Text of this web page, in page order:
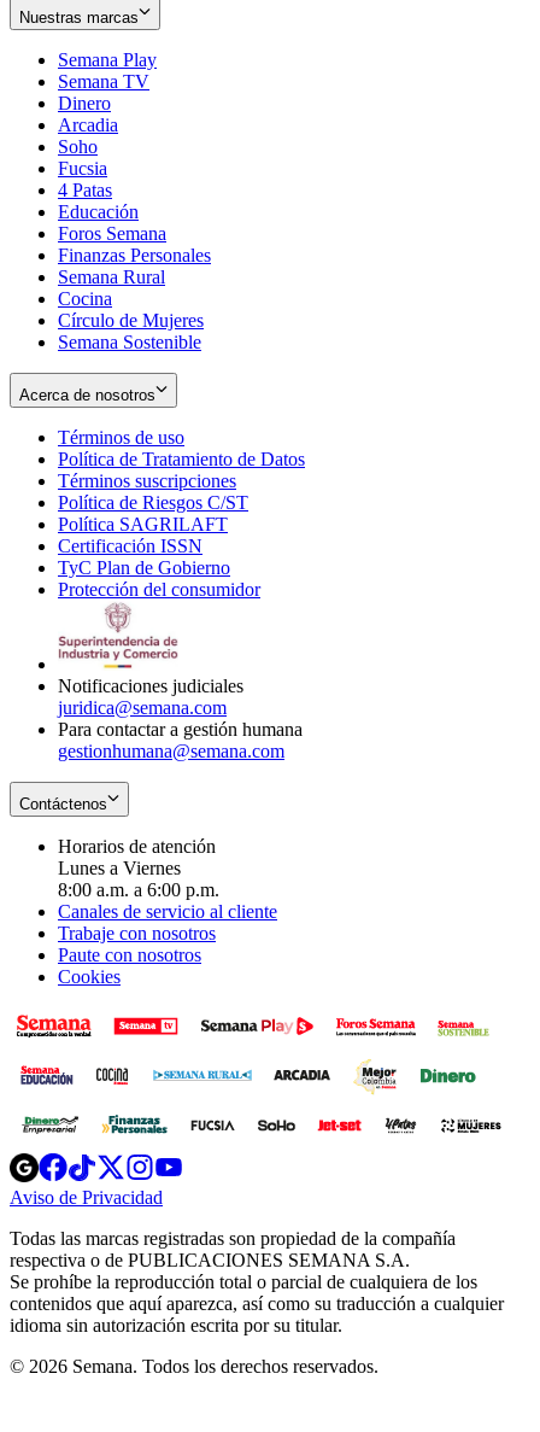
Nuestras marcas
Semana Play
Semana TV
Dinero
Arcadia
Soho
in
new
window
Fucsia
in
new
window
4 Patas
Educación
Foros Semana
Finanzas Personales
Semana Rural
Cocina
Círculo de Mujeres
Semana Sostenible
Acerca de nosotros
Términos de uso
in
new
window
Política de Tratamiento de Datos
Términos suscripciones
in
Política de Riesgos C/ST
Política SAGRILAFT
new
window
Certificación ISSN
in
new
TyC Plan de Gobierno
in
Protección del consumidorOpens
Notificaciones judiciales
juridica@semana.com
Para contactar a gestión humana
gestionhumana@semana.com
Contáctenos
Horarios de atención
Lunes a Viernes
8:00 a.m. a 6:00 p.m.
Canales de servicio al cliente
Trabaje con nosotros
Paute con nosotros
Cookies
Opens
in
new
Opens
in
new
Opens
in
new
window
Opens
new
windowwindow
Aviso de Privacidad
new
window
Todas las marcas registradas son propiedad de la compañía
respectiva o de PUBLICACIONES SEMANA S.A.
Se prohíbe la reproducción total o parcial de cualquiera de los
contenidos que aquí aparezca, así como su traducción a cualquier
idioma sin autorización escrita por su titular.
© 2026 Semana. Todos los derechos reservados.